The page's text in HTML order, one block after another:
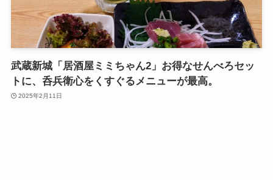
武蔵新城「居酒屋ミミちゃん2」お得なせんべろセッ
トに、呑兵衛心をくすぐるメニューが最高。
2025年2月11日